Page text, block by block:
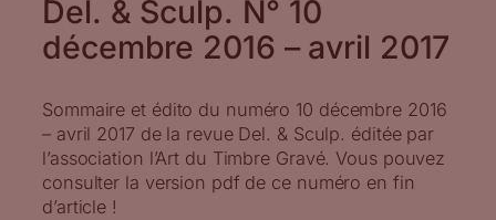
Del. & Sculp. N° 10
décembre 2016 – avril 2017
Sommaire et édito du numéro 10 décembre 2016
– avril 2017 de la revue Del. & Sculp. éditée par
l’association l’Art du Timbre Gravé. Vous pouvez
consulter la version pdf de ce numéro en fin
d’article !